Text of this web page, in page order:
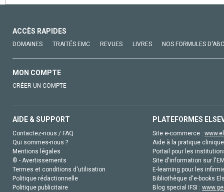
ACCÈS RAPIDES
DOMAINES TRAITÉS EMC REVUES LIVRES NOS FORMULES
MON COMPTE
CRÉER UN COMPTE
AIDE & SUPPORT
Contactez-nous / FAQ
Qui sommes-nous ?
Mentions légales
© - Avertissements
Termes et conditions d'utilisation
Politique rédactionnelle
Politique publicitaire
PLATEFORMES
Site e-commerce :
Aide à la pratique
Portail pour les
Site d'information sur
E-learning pour les
Bibliothèque d'e-books
Blog special IFSI :